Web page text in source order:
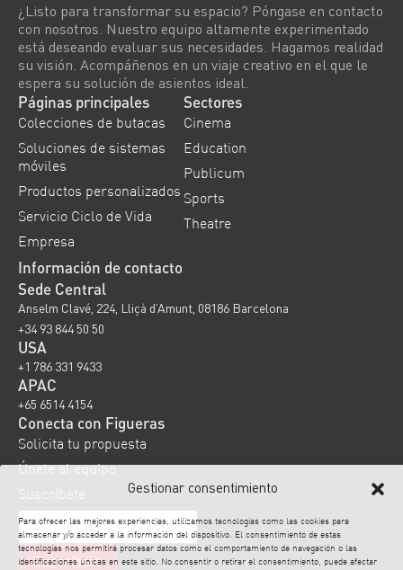
Gestionar consentimiento
Para ofrecer las mejores experiencias, utilizamos tecnologías como las cookies para
almacenar y/o acceder a la información del dispositivo. El consentimiento de estas
tecnologías nos permitirá procesar datos como el comportamiento de navegación o las
identificaciones únicas en este sitio. No consentir o retirar el consentimiento, puede afectar
¿Listo para transformar su espacio? Póngase en contacto
con nosotros. Nuestro equipo altamente experimentado
está deseando evaluar sus necesidades. Hagamos realidad
su visión. Acompáñenos en un viaje creativo en el que le
espera su solución de asientos ideal.
Páginas principales
Colecciones de butacas
Soluciones de sistemas
móviles
Productos personalizados
Servicio Ciclo de Vida
Empresa
Sectores
Cinema
Education
Publicum
Sports
Theatre
Información de contacto
Sede Central
Anselm Clavé, 224, Lliçà d’Amunt, 08186 Barcelona
+34 93 844 50 50
USA
+1 786 331 9433
APAC
+65 6514 4154
Conecta con Figueras
Solicita tu propuesta
Únete al equipo
Suscríbete